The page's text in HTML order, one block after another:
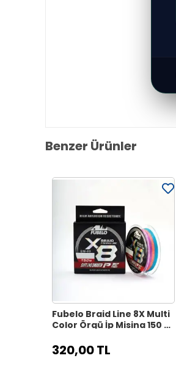
Benzer Ürünler
Fubelo Braid Line 8X Multi
Color Örgü İp Misina 150 m
320,00 TL